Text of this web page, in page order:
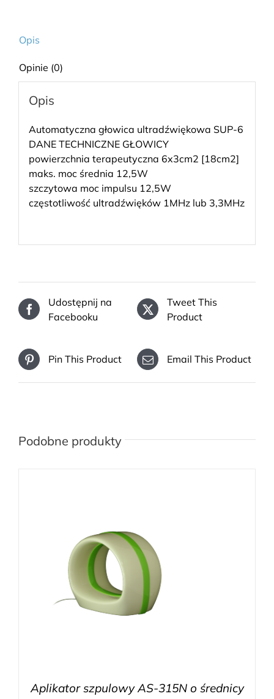
Opis
Opinie (0)
Opis
Automatyczna głowica ultradźwiękowa SUP-6
DANE TECHNICZNE GŁOWICY
powierzchnia terapeutyczna 6x3cm2 [18cm2]
maks. moc średnia 12,5W
szczytowa moc impulsu 12,5W
częstotliwość ultradźwięków 1MHz lub 3,3MHz
Udostępnij na
Facebooku
Tweet This
Product
Pin This Product Email This Product
Podobne produkty
Aplikator szpulowy AS-315N o średnicy